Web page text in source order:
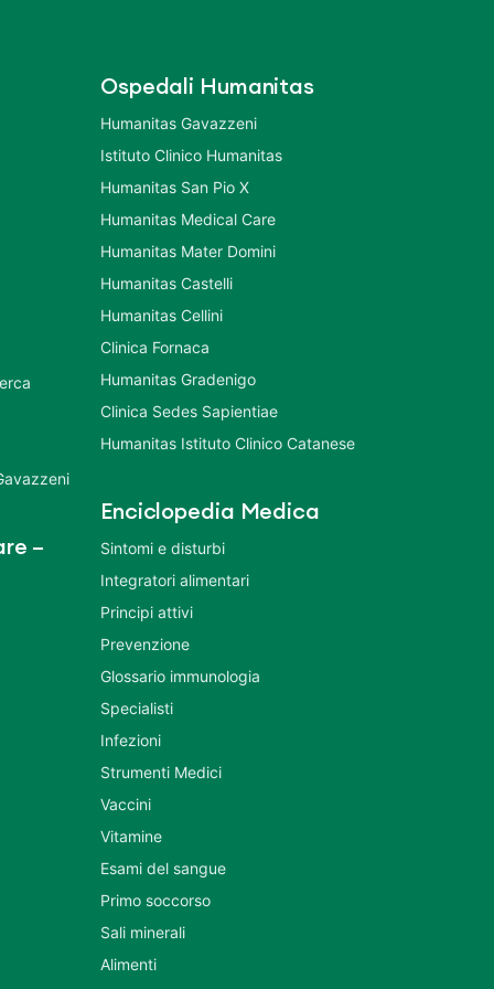
–
Ospedali Humanitas
Humanitas Gavazzeni
Istituto Clinico Humanitas
Humanitas San Pio X
Humanitas Medical Care
Humanitas Mater Domini
Humanitas Castelli
Humanitas Cellini
Clinica Fornaca
Humanitas Gradenigo
Clinica Sedes Sapientiae
Humanitas Istituto Clinico Catanese
Enciclopedia Medica
Sintomi e disturbi
Integratori alimentari
Principi attivi
Prevenzione
Glossario immunologia
Specialisti
Infezioni
Strumenti Medici
Vaccini
Vitamine
Esami del sangue
Primo soccorso
Sali minerali
Alimenti